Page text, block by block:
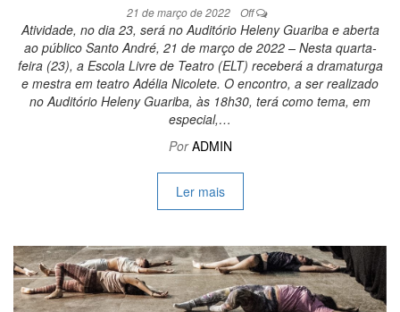
21 de março de 2022 Off
Atividade, no dia 23, será no Auditório Heleny Guariba e aberta
ao público Santo André, 21 de março de 2022 – Nesta quarta-
feira (23), a Escola Livre de Teatro (ELT) receberá a dramaturga
e mestra em teatro Adélia Nicolete. O encontro, a ser realizado
no Auditório Heleny Guariba, às 18h30, terá como tema, em
especial,…
Por ADMIN
Ler mais